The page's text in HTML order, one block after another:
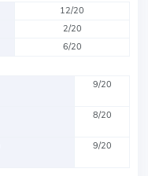
12/20
2/20
6/20
9/20
8/20
9/20